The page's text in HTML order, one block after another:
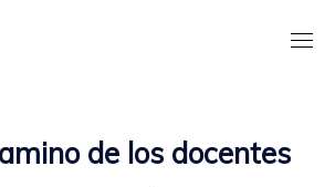
de los docentes